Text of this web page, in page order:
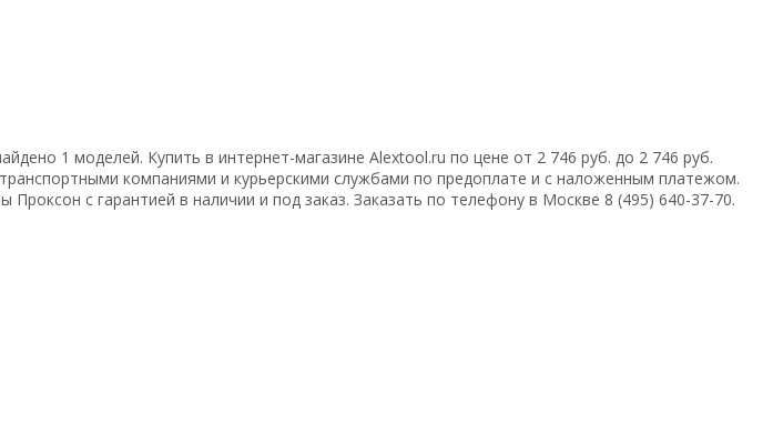
1 моделей. Купить в интернет-магазине Alextool.ru по цене от 2 746 руб. до 2 746 руб.
компаниями и курьерскими службами по предоплате и с наложенным платежом.
с гарантией в наличии и под заказ. Заказать по телефону в Москве 8 (495) 640-37-70.